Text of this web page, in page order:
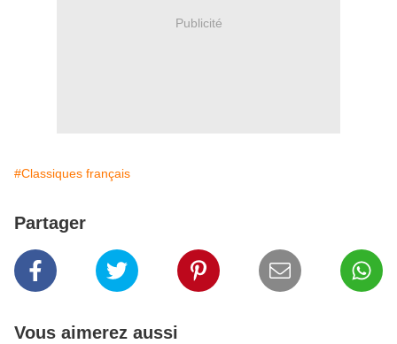
Publicité
#Classiques français
Partager
Vous aimerez aussi